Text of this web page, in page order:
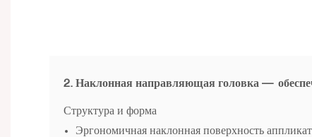
2. Наклонная направляющая головка —
Структура и форма
Эргономичная наклонная поверхность